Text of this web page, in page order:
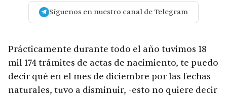
Síguenos en nuestro canal de Telegram
Prácticamente durante todo el año tuvimos 18
mil 174 trámites de actas de nacimiento, te puedo
decir qué en el mes de diciembre por las fechas
naturales, tuvo a disminuir, -esto no quiere decir